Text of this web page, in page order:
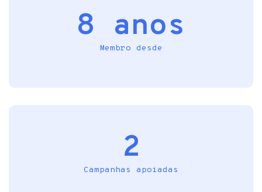
8 anos
Membro desde
2
Campanhas apoiadas